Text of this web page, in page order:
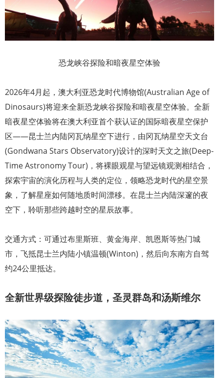
恐龙峡谷探险和暗夜星空体验
2026年4月起，澳大利亚恐龙时代博物馆(Australian Age of
Dinosaurs)将迎来全新恐龙峡谷探险和暗夜星空体验。全新
暗夜星空体验将在澳大利亚首个获认证的国际暗夜星空保护
区——昆士兰内陆冈瓦纳星空下进行，由冈瓦纳星空天文台
(Gondwana Stars Observatory)设计的深时天文之旅(Deep-
Time Astronomy Tour)，将裸眼观星与望远镜观测相结合，
探索宇宙的演化历程与人类的定位，领略恐龙时代的星空景
象，了解星座如何随地质时间漂移。在昆士兰内陆深邃的夜
空下，聆听那些跨越时空的星辰故事。
交通方式：可通过布里斯班、黄金海岸、凯恩斯等热门城
市，飞抵昆士兰内陆小镇温顿(Winton)，然后向东南方自驾
约24公里抵达。
全新世界级探险徒步道，圣灵群岛和汤斯维尔